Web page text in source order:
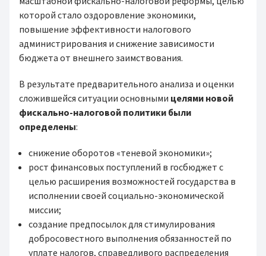
которой стало оздоровление экономики,
повышение эффективности налогового
администрирования и снижение зависимости
бюджета от внешнего заимствования.
В результате предварительного анализа и оценки
сложившейся ситуации основными целями новой
фискально-налоговой политики были
определены:
снижение оборотов «теневой экономики»;
рост финансовых поступлений в госбюджет с
целью расширения возможностей государства в
исполнении своей социально-экономической
миссии;
создание предпосылок для стимулирования
добросовестного выполнения обязанностей по
уплате налогов, справедливого распределения